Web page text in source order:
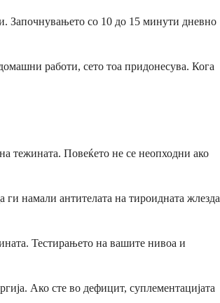
Започнувањето со 10 до 15 минути дневно
работи, сето тоа придонесува. Кога
тежината. Повеќето не се неопходни ако
намали антителата на тироидната жлезда
Тестирањето на вашите нивоа и
Ако сте во дефицит, суплементацијата